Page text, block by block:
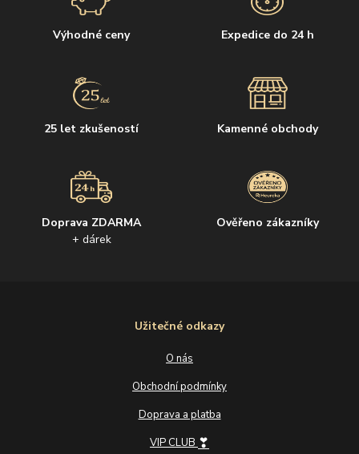
Výhodné ceny Expedice do 24 h
25 let zkušeností Kamenné obchody
Doprava ZDARMA
+ dárek
Ověřeno zákazníky
Užitečné odkazy
O nás
Obchodní podmínky
Doprava a platba
VIP CLUB ❣